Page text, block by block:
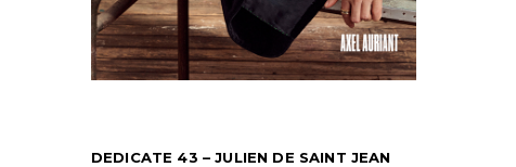
DEDICATE 43 – JULIEN DE SAINT JEAN